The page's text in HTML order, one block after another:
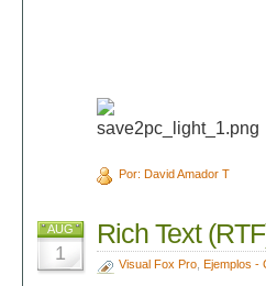
Por: David Amador T
AUG
1
Rich Text
Visual Fox Pro, Ejemplos -